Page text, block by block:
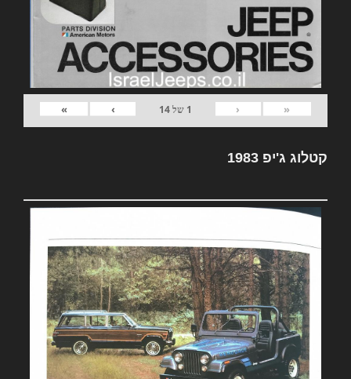
«
‹
1 של14
›
»
קטלוג ג'יפ 1983